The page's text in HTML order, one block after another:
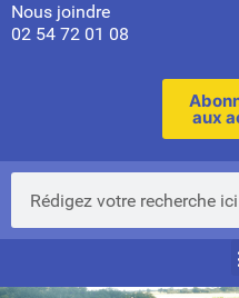
Nous joindre
02 54 72 01 08
aux